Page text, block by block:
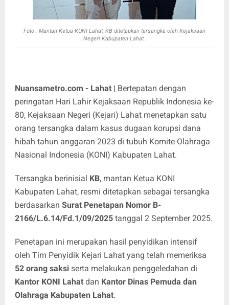
Foto : Mantan Ketua KONI Lahat, KB ditetapkan tersangka oleh Kejaksaan
Negeri Kabupaten Lahat.
Nuansametro.com - Lahat | Bertepatan dengan
peringatan Hari Lahir Kejaksaan Republik Indonesia ke-
80, Kejaksaan Negeri (Kejari) Lahat menetapkan satu
orang tersangka dalam kasus dugaan korupsi dana
hibah tahun anggaran 2023 di tubuh Komite Olahraga
Nasional Indonesia (KONI) Kabupaten Lahat.
Tersangka berinisial KB, mantan Ketua KONI
Kabupaten Lahat, resmi ditetapkan sebagai tersangka
berdasarkan Surat Penetapan Nomor B-
2166/L.6.14/Fd.1/09/2025tanggal 2 September 2025.
Penetapan ini merupakan hasil penyidikan intensif
oleh Tim Penyidik Kejari Lahat yang telah memeriksa
52 orang saksiserta melakukan penggeledahan di
Kantor KONI Lahatdan Kantor Dinas Pemuda dan
Olahraga Kabupaten Lahat.